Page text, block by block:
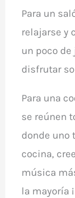
Para un
relajarse y
un poco de
disfrutar
Para una
se reúnen
donde uno
cocina,
música
la mayoría